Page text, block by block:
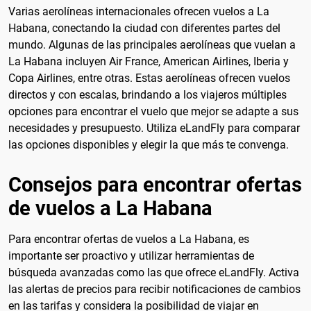
Varias aerolíneas internacionales ofrecen vuelos a La
Habana, conectando la ciudad con diferentes partes del
mundo. Algunas de las principales aerolíneas que vuelan a
La Habana incluyen Air France, American Airlines, Iberia y
Copa Airlines, entre otras. Estas aerolíneas ofrecen vuelos
directos y con escalas, brindando a los viajeros múltiples
opciones para encontrar el vuelo que mejor se adapte a sus
necesidades y presupuesto. Utiliza eLandFly para comparar
las opciones disponibles y elegir la que más te convenga.
Consejos para encontrar ofertas
de vuelos a La Habana
Para encontrar ofertas de vuelos a La Habana, es
importante ser proactivo y utilizar herramientas de
búsqueda avanzadas como las que ofrece eLandFly. Activa
las alertas de precios para recibir notificaciones de cambios
en las tarifas y considera la posibilidad de viajar en